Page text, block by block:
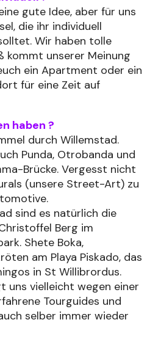
gute Idee, aber für uns
die ihr individuell
Wir haben tolle
kommt unserer Meinung
ein Apartment oder ein
für eine Zeit auf
haben ?
durch Willemstad.
Punda, Otrobanda und
Brücke. Vergesst nicht
(unsere Street-Art) zu
sind es natürlich die
Berg im
Shete Boka,
am Playa Piskado, das
in St Willibrordus.
uns vielleicht wegen einer
Tourguides und
selber immer wieder